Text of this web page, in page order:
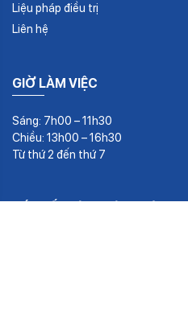
Liệu pháp điều trị
Liên hệ
GIỜ LÀM VIỆC
Sáng: 7h00 – 11h30
Chiều: 13h00 – 16h30
Từ thứ 2 đến thứ 7